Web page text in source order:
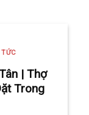
| Thợ
Trong